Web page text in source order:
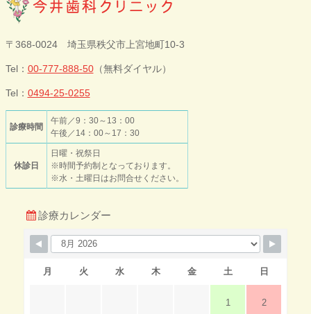
今井歯科クリニ
ック
〒368-0024 埼玉県秩父市上宮地町10-3
Tel： 00-777-888-50（無料ダイヤル）
Tel： 0494-25-0255
診療時間
午前／9：30～13：00
午後／14：00～17：30
休診日
日曜・祝祭日
※時間予約制となっております。
※水・土曜日はお問合せください。
診療カレンダー
月 火 水 木 金 土 日
1 2